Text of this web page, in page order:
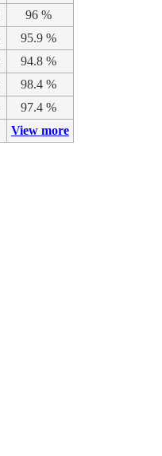
96 %
95.9 %
94.8 %
98.4 %
97.4 %
View more